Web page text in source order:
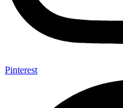
Pinterest